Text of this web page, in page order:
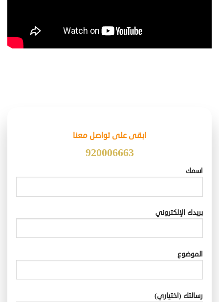
ابقى على تواصل معنا
920006663
اسمك
بريدك الإلكتروني
الموضوع
رسالتك (اختياري)